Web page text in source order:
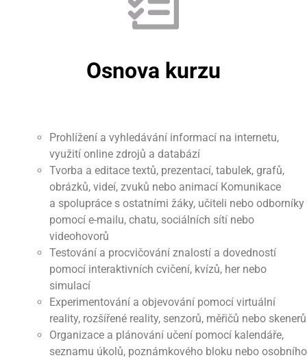
Osnova kurzu
Prohlížení a vyhledávání informací na internetu,
využití online zdrojů a databází
Tvorba a editace textů, prezentací, tabulek, grafů,
obrázků, videí, zvuků nebo animací Komunikace
a spolupráce s ostatními žáky, učiteli nebo odborníky
pomocí e-mailu, chatu, sociálních sítí nebo
videohovorů
Testování a procvičování znalostí a dovedností
pomocí interaktivních cvičení, kvízů, her nebo
simulací
Experimentování a objevování pomocí virtuální
reality, rozšířené reality, senzorů, měřičů nebo skenerů
Organizace a plánování učení pomocí kalendáře,
seznamu úkolů, poznámkového bloku nebo osobního